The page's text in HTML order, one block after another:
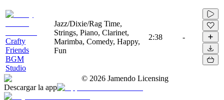
Crafty
Friends
BGM
Studio
Jazz/Dixie/Rag Time,
Strings, Piano, Clarinet,
Marimba, Comedy, Happy,
Fun
2:38 -
© 2026 Jamendo Licensing
Descargar la app